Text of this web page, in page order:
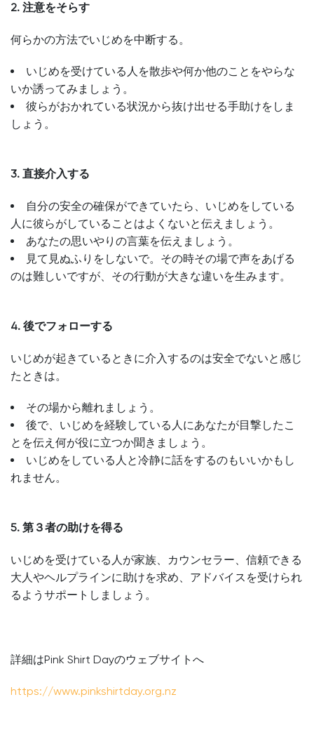
2. 注意をそらす
何らかの方法でいじめを中断する。
いじめを受けている人を散歩や何か他のことをやらな
いか誘ってみましょう。
彼らがおかれている状況から抜け出せる手助けをしま
しょう。
3. 直接介入する
自分の安全の確保ができていたら、いじめをしている
人に彼らがしていることはよくないと伝えましょう。
あなたの思いやりの言葉を伝えましょう。
見て見ぬふりをしないで。その時その場で声をあげる
のは難しいですが、その行動が大きな違いを生みます。
4. 後でフォローする
いじめが起きているときに介入するのは安全でないと感じ
たときは。
その場から離れましょう。
後で、いじめを経験している人にあなたが目撃したこ
とを伝え何が役に立つか聞きましょう。
いじめをしている人と冷静に話をするのもいいかもし
れません。
5. 第３者の助けを得る
いじめを受けている人が家族、カウンセラー、信頼できる
大人やヘルプラインに助けを求め、アドバイスを受けられ
るようサポートしましょう。
詳細はPink Shirt Dayのウェブサイトへ
https://www.pinkshirtday.org.nz